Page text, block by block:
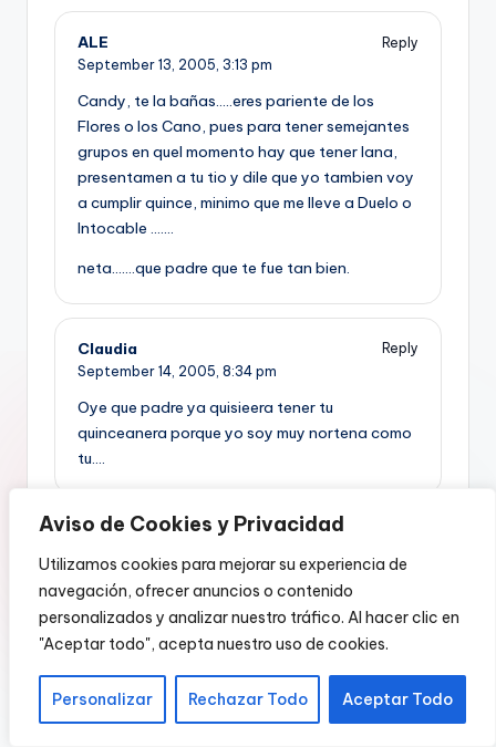
Aviso de Cookies y Privacidad
Utilizamos cookies para mejorar su experiencia de
navegación, ofrecer anuncios o contenido
personalizados y analizar nuestro tráfico. Al hacer clic en
"Aceptar todo", acepta nuestro uso de cookies.
Personalizar Rechazar Todo Aceptar Todo
ALE
Reply
September 13, 2005, 3:13 pm
Candy, te la bañas…..eres pariente de los
Flores o los Cano, pues para tener semejantes
grupos en quel momento hay que tener lana,
presentamen a tu tio y dile que yo tambien voy
a cumplir quince, minimo que me lleve a Duelo o
Intocable …….
neta…….que padre que te fue tan bien.
Claudia
Reply
September 14, 2005, 8:34 pm
Oye que padre ya quisieera tener tu
quinceanera porque yo soy muy nortena como
tu….
September 23, 2005,8:22 pm
pues, mi fiesta fue a los 16, porque yo no queria
pero despues me dijeron que hiba a ver una
fiesta de 18 quinceañeras yo fui la 15 y mi
herman la 1, estuvo padre, porque primero nos
tomaron fotos y nos grabaron de tv azteca en
un hotel muy famoso del df y despues nos